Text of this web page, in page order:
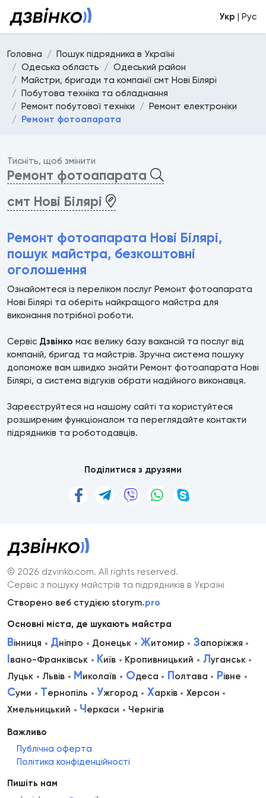
Укр | Рус
Головна
Пошук підрядника в Україні
Одеська область
Одеський район
Майстри, бригади та компанії смт Нові Білярі
Побутова техніка та обладнання
Ремонт побутової техніки
Ремонт електроніки
Ремонт фотоапарата
Тисніть, щоб змінити
Ремонт фотоапарата
смт Нові Білярі
Ремонт фотоапарата Нові Білярі,
пошук майстра, безкоштовні
оголошення
Ознайомтеся із переліком послуг Ремонт фотоапарата
Нові Білярі та оберіть найкращого майстра для
виконання потрібної роботи.
Сервіс Дзвінко має велику базу вакансій та послуг від
компаній, бригад та майстрів. Зручна система пошуку
допоможе вам швидко знайти Ремонт фотоапарата Нові
Білярі, а система відгуків обрати надійного виконавця.
Зареєструйтеся на нашому сайті та користуйтеся
розширеним функціоналом та переглядайте контакти
підрядників та роботодавців.
Поділитися з друзями
© 2026 dzvinko.com. All rights reserved.
Сервіс з пошуку майстрів та підрядників в Україні
Створено веб студією storym.pro
Основні міста, де шукають майстра
Вінниця Дніпро Донецьк Житомир Запоріжжя
Івано-Франківськ Київ Кропивницький Луганськ
Луцьк
Львів Миколаїв Одеса Полтава Рівне
Суми Тернопіль Ужгород Харків
Херсон
Хмельницький
Черкаси Чернігів
Важливо
Публічна оферта
Політика конфіденційності
Пишіть нам